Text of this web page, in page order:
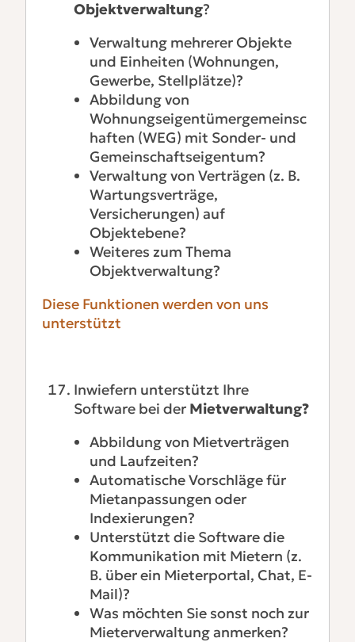
Objektverwaltung?
Verwaltung mehrerer Objekte
und Einheiten (Wohnungen,
Gewerbe, Stellplätze)?
Abbildung von
Wohnungseigentümergemeinsc
haften (WEG) mit Sonder- und
Gemeinschaftseigentum?
Verwaltung von Verträgen (z. B.
Wartungsverträge,
Versicherungen) auf
Objektebene?
Weiteres zum Thema
Objektverwaltung?
Diese Funktionen werden von uns
unterstützt
Inwiefern unterstützt Ihre
Software bei der Mietverwaltung?
Abbildung von Mietverträgen
und Laufzeiten?
Automatische Vorschläge für
Mietanpassungen oder
Indexierungen?
Unterstützt die Software die
Kommunikation mit Mietern (z.
B. über ein Mieterportal, Chat, E-
Mail)?
Was möchten Sie sonst noch zur
Mieterverwaltung anmerken?